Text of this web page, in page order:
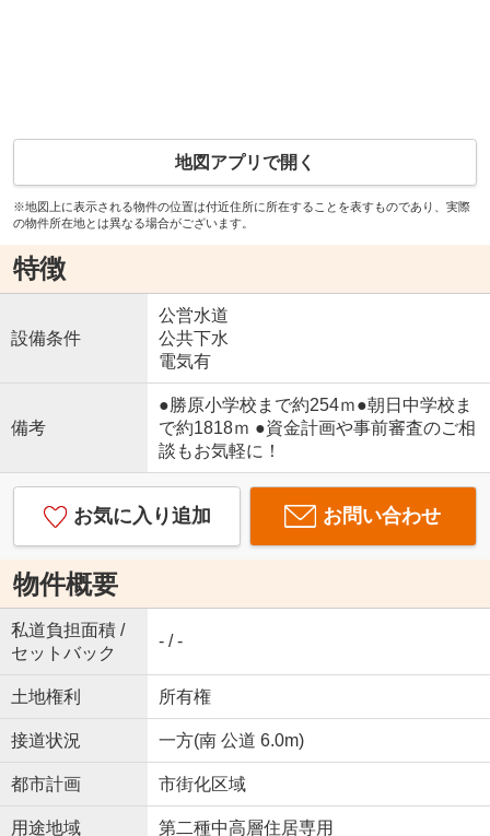
地図アプリで開く
※地図上に表示される物件の位置は付近住所に所在することを表すものであり、実際
の物件所在地とは異なる場合がございます。
特徴
設備条件
公営水道
公共下水
電気有
備考
●勝原小学校まで約254ｍ●朝日中学校ま
で約1818ｍ ●資金計画や事前審査のご相
談もお気軽に！
お気に入り追加 お問い合わせ
物件概要
私道負担面積 /
セットバック
- / -
土地権利 所有権
接道状況 一方(南 公道 6.0m)
都市計画 市街化区域
用途地域 第二種中高層住居専用